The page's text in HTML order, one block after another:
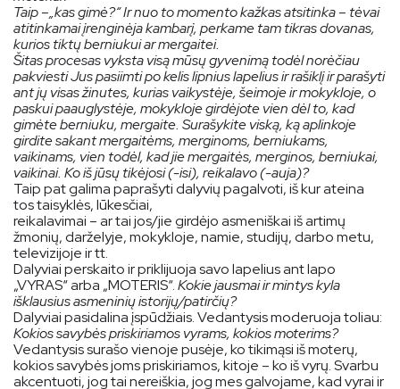
Taip –„kas gimė?“ Ir nuo to momento kažkas atsitinka – tėvai
atitinkamai įrenginėja kambarį, perkame tam tikras dovanas,
kurios tiktų berniukui ar mergaitei.
Šitas procesas vyksta visą mūsų gyvenimą todėl norėčiau
pakviesti Jus pasiimti po kelis lipnius lapelius ir rašiklį ir parašyti
ant jų visas žinutes, kurias vaikystėje, šeimoje ir mokykloje, o
paskui paauglystėje, mokykloje girdėjote vien dėl to, kad
gimėte berniuku, mergaite. Surašykite viską, ką aplinkoje
girdite sakant mergaitėms, merginoms, berniukams,
vaikinams, vien todėl, kad jie mergaitės, merginos, berniukai,
vaikinai. Ko iš jūsų tikėjosi (-isi), reikalavo (-auja)?
Taip pat galima paprašyti dalyvių pagalvoti, iš kur ateina
tos taisyklės, lūkesčiai,
reikalavimai – ar tai jos/jie girdėjo asmeniškai iš artimų
žmonių, darželyje, mokykloje, namie, studijų, darbo metu,
televizijoje ir tt.
Dalyviai perskaito ir priklijuoja savo lapelius ant lapo
„VYRAS“ arba „MOTERIS“.Kokie jausmai ir mintys kyla
išklausius asmeninių istorijų/patirčių?
Dalyviai pasidalina įspūdžiais. Vedantysis moderuoja toliau:
Kokios savybės priskiriamos vyrams, kokios moterims?
Vedantysis surašo vienoje pusėje, ko tikimąsi iš moterų,
kokios savybės joms priskiriamos, kitoje – ko iš vyrų. Svarbu
akcentuoti, jog tai nereiškia, jog mes galvojame, kad vyrai ir